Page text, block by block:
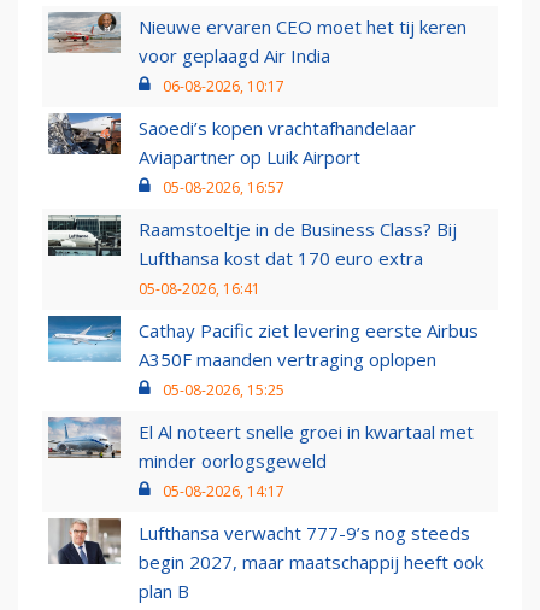
Nieuwe ervaren CEO moet het tij keren
voor geplaagd Air India
06-08-2026, 10:17
Saoedi’s kopen vrachtafhandelaar
Aviapartner op Luik Airport
05-08-2026, 16:57
Raamstoeltje in de Business Class? Bij
Lufthansa kost dat 170 euro extra
05-08-2026, 16:41
Cathay Pacific ziet levering eerste Airbus
A350F maanden vertraging oplopen
05-08-2026, 15:25
El Al noteert snelle groei in kwartaal met
minder oorlogsgeweld
05-08-2026, 14:17
Lufthansa verwacht 777-9’s nog steeds
begin 2027, maar maatschappij heeft ook
plan B